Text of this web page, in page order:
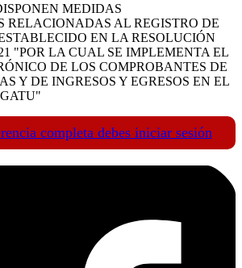
MEDIDAS
RELACIONADAS AL REGISTRO DE
EN LA RESOLUCIÓN
"POR LA CUAL SE IMPLEMENTA EL
DE LOS COMPROBANTES DE
Y DE INGRESOS Y EGRESOS EN EL
completa debes iniciar sesión